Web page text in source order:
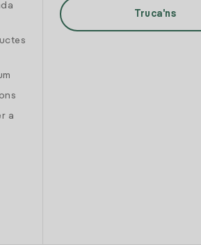
a
Truca'ns